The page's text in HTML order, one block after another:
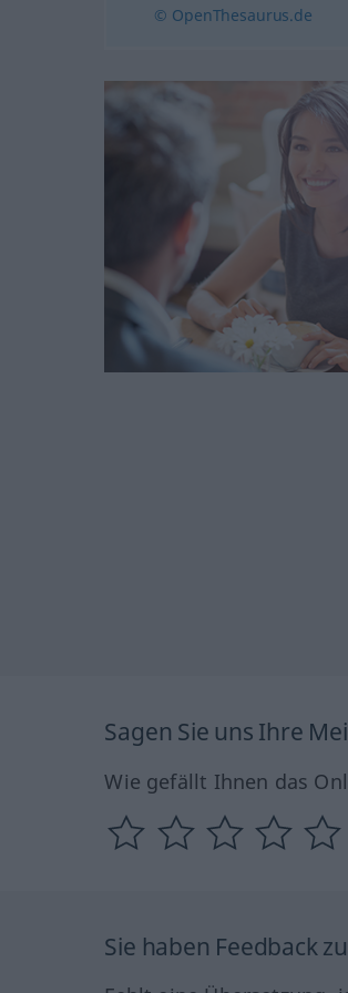
© OpenThesaurus.de
Sagen Sie uns Ihre
Wie gefällt Ihnen das
Sie haben Feedback